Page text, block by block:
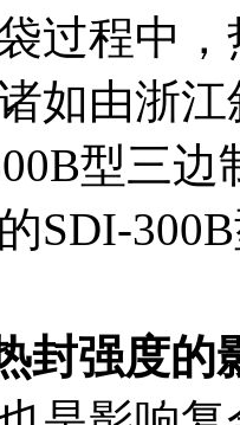
程中，
如由浙
型三
SDI-
封强度的